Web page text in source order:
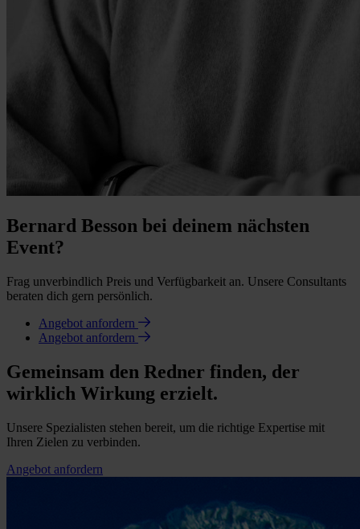
Bernard Besson bei deinem nächsten
Event?
Frag unverbindlich Preis und Verfügbarkeit an. Unsere Consultants
beraten dich gern persönlich.
Angebot anfordern
Angebot anfordern
Gemeinsam den Redner finden, der
wirklich Wirkung erzielt.
Unsere Spezialisten stehen bereit, um die richtige Expertise mit
Ihren Zielen zu verbinden.
Angebot anfordern